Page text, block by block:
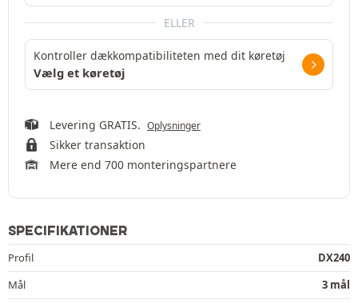
ELLER
Kontroller dækkompatibiliteten med dit køretøj
Vælg et køretøj
Levering GRATIS. Oplysninger
Sikker transaktion
Mere end 700 monteringspartnere
SPECIFIKATIONER
Profil
DX240
Mål
3 mål